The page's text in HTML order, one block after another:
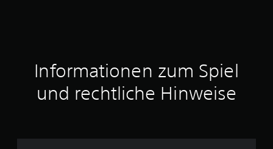
Informationen zum Spiel
und rechtliche Hinweise